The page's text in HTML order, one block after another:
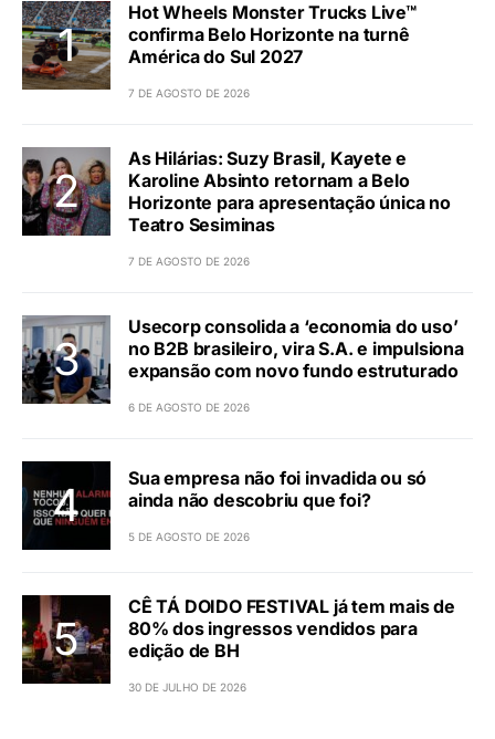
Hot Wheels Monster Trucks Live™
confirma Belo Horizonte na turnê
América do Sul 2027
7 DE AGOSTO DE 2026
As Hilárias: Suzy Brasil, Kayete e
Karoline Absinto retornam a Belo
Horizonte para apresentação única no
Teatro Sesiminas
7 DE AGOSTO DE 2026
Usecorp consolida a ‘economia do uso’
no B2B brasileiro, vira S.A. e impulsiona
expansão com novo fundo estruturado
6 DE AGOSTO DE 2026
Sua empresa não foi invadida ou só
ainda não descobriu que foi?
5 DE AGOSTO DE 2026
CÊ TÁ DOIDO FESTIVAL já tem mais de
80% dos ingressos vendidos para
edição de BH
30 DE JULHO DE 2026